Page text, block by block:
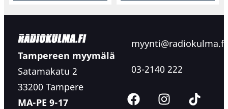
Tampereen myymälä
Satamakatu 2
33200 Tampere
MA-PE 9-17
myynti@radiokulma.fi
03-2140 222